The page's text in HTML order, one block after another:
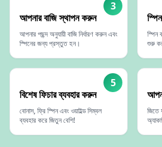
3
আপনার বাজি স্থাপন করুন
আপনার পছন্দ অনুযায়ী বাজি নির্ধারণ করুন এবং
স্পিনের জন্য প্রস্তুত হন।
স্পিন
শুরু
5
বিশেষ ফিচার ব্যবহার করুন
বোনাস, ফ্রি স্পিন এবং ওয়াইল্ড সিম্বল
ব্যবহার করে জিতুন বেশি!
জিতে